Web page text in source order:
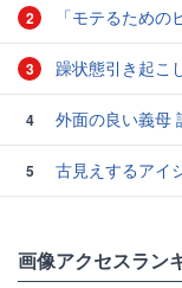
2 「モテるための
3 躁状態引き起こ
4 外面の良い義母
5
古見えするアイ
画像アクセスラン